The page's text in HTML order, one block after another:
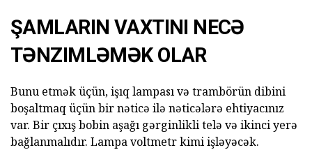
ŞAMLARIN VAXTINI NECƏ
TƏNZIMLƏMƏK OLAR
Bunu etmək üçün, işıq lampası və trambörün dibini
boşaltmaq üçün bir nəticə ilə nəticələrə ehtiyacınız
var. Bir çıxış bobin aşağı gərginlikli telə və ikinci yerə
bağlanmalıdır. Lampa voltmetr kimi işləyəcək.